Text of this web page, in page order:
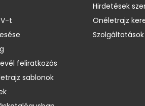
t
feliratkozás
sablonok
Hirdetések
Önéletrajz
Szolgáltatások